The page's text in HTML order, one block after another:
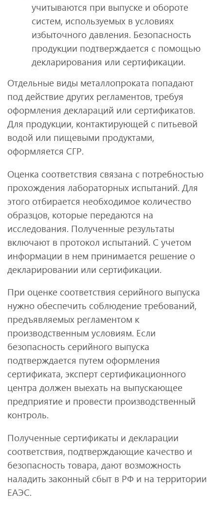
учитываются при выпуске и обороте
систем, используемых в условиях
избыточного давления. Безопасность
продукции подтверждается с помощью
декларирования или сертификации.
Отдельные виды металлопроката попадают
под действие других регламентов, требуя
оформления деклараций или сертификатов.
Для продукции, контактирующей с питьевой
водой или пищевыми продуктами,
оформляется СГР.
Оценка соответствия связана с потребностью
прохождения лабораторных испытаний. Для
этого отбирается необходимое количество
образцов, которые передаются на
исследования. Полученные результаты
включают в протокол испытаний. С учетом
информации в нем принимается решение о
декларировании или сертификации.
При оценке соответствия серийного выпуска
нужно обеспечить соблюдение требований,
предъявляемых регламентом к
производственным условиям. Если
безопасность серийного выпуска
подтверждается путем оформления
сертификата, эксперт сертификационного
центра должен выехать на выпускающее
предприятие и провести производственный
контроль.
Полученные сертификаты и декларации
соответствия, подтверждающие качество и
безопасность товара, дают возможность
наладить законный сбыт в РФ и на территории
ЕАЭС.